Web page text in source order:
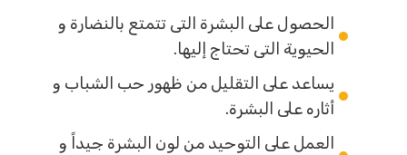
الحصول على البشرة التى تتمتع بالنضارة و
الحيوية التى تحتاج إليها.
يساعد على التقليل من ظهور حب الشباب و
أثاره على البشرة.
العمل على التوحيد من لون البشرة جيداً و